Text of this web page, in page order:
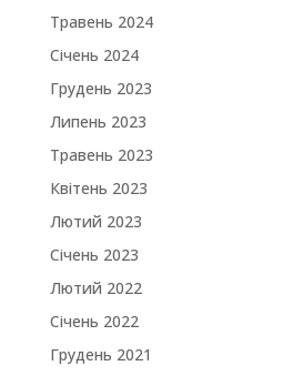
Травень 2024
Січень 2024
Грудень 2023
Липень 2023
Травень 2023
Квітень 2023
Лютий 2023
Січень 2023
Лютий 2022
Січень 2022
Грудень 2021